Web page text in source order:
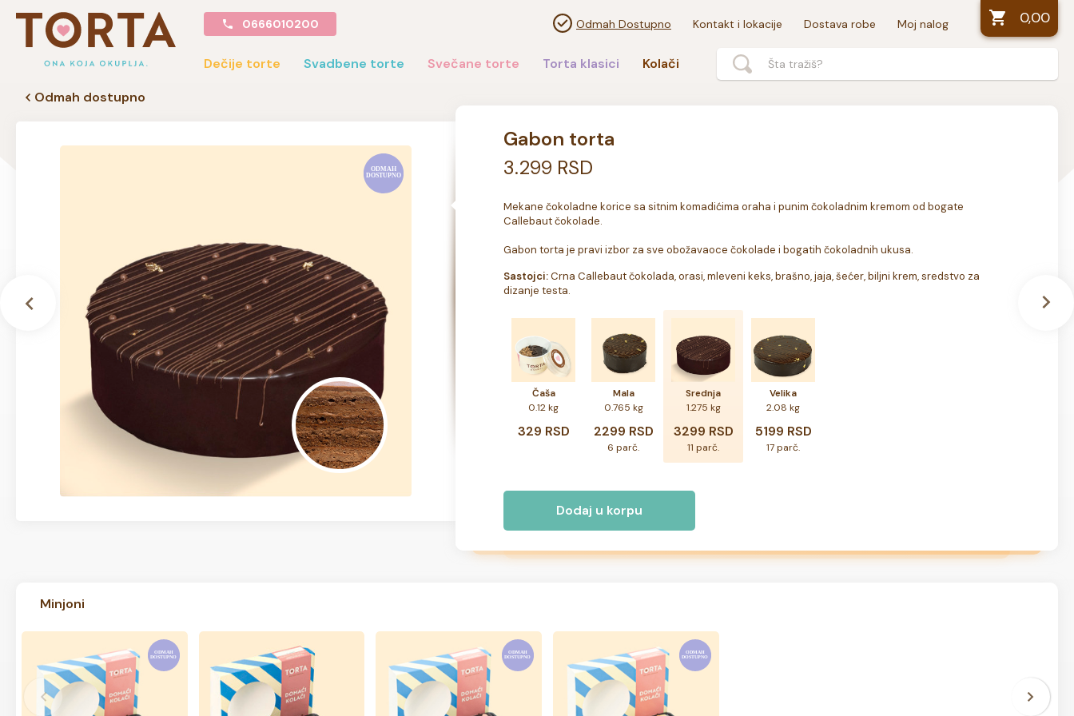
0666010200 Odmah Dostupno Kontakt i lokacije Dostava robe Moj nalog 0,00
Dečije torte Svadbene torte Svečane torte Torta klasici
Kolači
Odmah dostupno
Gabon torta
3.299 RSD
Mekane čokoladne korice sa sitnim komadićima oraha i punim čokoladnim kremom od bogate
Callebaut čokolade.
Gabon torta je pravi izbor za sve obožavaoce čokolade i bogatih čokoladnih ukusa.
Sastojci: Crna Callebaut čokolada, orasi, mleveni keks, brašno, jaja, šećer, biljni krem, sredstvo za
dizanje testa.
Čaša
0.12 kg
329 RSD
Mala
0.765 kg
2299 RSD
6 parč.
Srednja
1.275 kg
3299 RSD
11 parč.
Velika
2.08 kg
5199 RSD
17 parč.
Dodaj u korpu
Minjoni